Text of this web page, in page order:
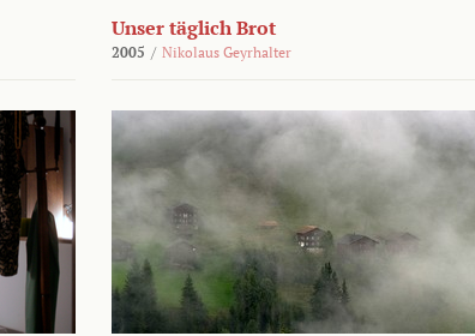
Unser täglich Brot
2005 / Nikolaus Geyrhalter